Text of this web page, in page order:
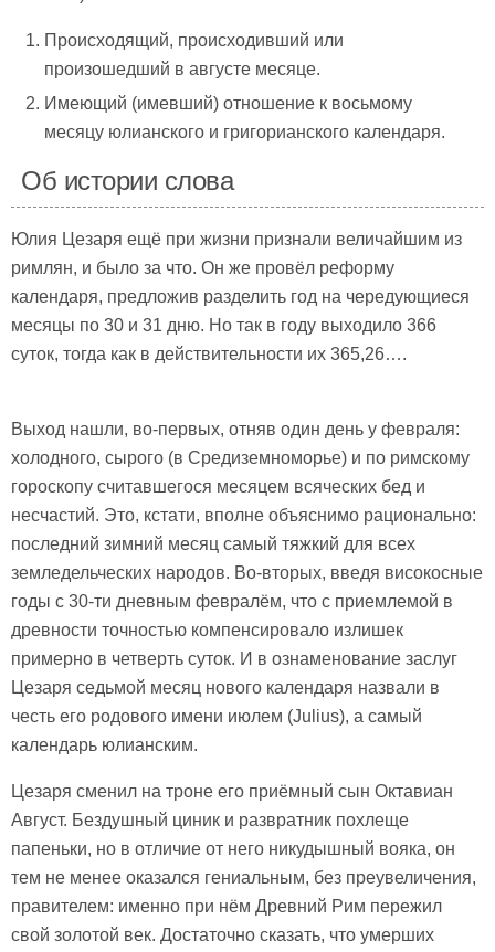
Происходящий, происходивший или
произошедший в августе месяце.
Имеющий (имевший) отношение к восьмому
месяцу юлианского и григорианского календаря.
Об истории слова
Юлия Цезаря ещё при жизни признали величайшим из
римлян, и было за что. Он же провёл реформу
календаря, предложив разделить год на чередующиеся
месяцы по 30 и 31 дню. Но так в году выходило 366
суток, тогда как в действительности их 365,26….
Выход нашли, во-первых, отняв один день у февраля:
холодного, сырого (в Средиземноморье) и по римскому
гороскопу считавшегося месяцем всяческих бед и
несчастий. Это, кстати, вполне объяснимо рационально:
последний зимний месяц самый тяжкий для всех
земледельческих народов. Во-вторых, введя високосные
годы с 30-ти дневным февралём, что с приемлемой в
древности точностью компенсировало излишек
примерно в четверть суток. И в ознаменование заслуг
Цезаря седьмой месяц нового календаря назвали в
честь его родового имени июлем (Julius), а самый
календарь юлианским.
Цезаря сменил на троне его приёмный сын Октавиан
Август. Бездушный циник и развратник похлеще
папеньки, но в отличие от него никудышный вояка, он
тем не менее оказался гениальным, без преувеличения,
правителем: именно при нём Древний Рим пережил
свой золотой век. Достаточно сказать, что умерших